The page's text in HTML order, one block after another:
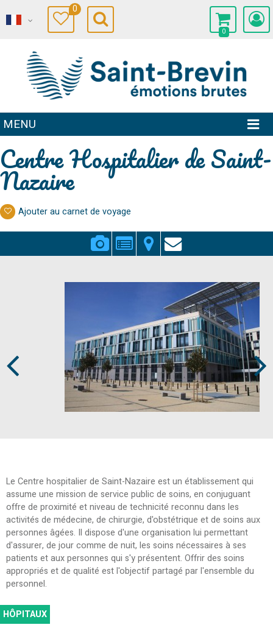
0
0
MENU
Centre Hospitalier de Saint-
Nazaire
Ajouter au carnet de voyage
Next
Le Centre hospitalier de Saint-Nazaire est un établissement qui
assume une mission de service public de soins, en conjuguant
offre de proximité et niveau de technicité reconnu dans les
activités de médecine, de chirurgie, d'obstétrique et de soins aux
personnes âgées. Il dispose d'une organisation lui permettant
d'assurer, de jour comme de nuit, les soins nécessaires à ses
patients et aux personnes qui s'y présentent. Offrir des soins
appropriés et de qualité est l'objectif partagé par l'ensemble du
personnel.
HÔPITAUX